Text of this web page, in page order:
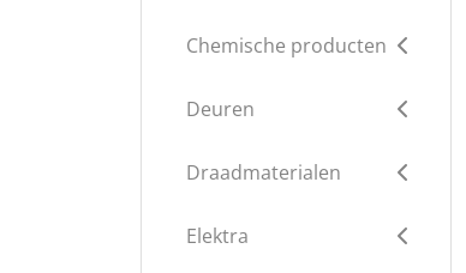
Chemische producten
Deuren
Draadmaterialen
Elektra